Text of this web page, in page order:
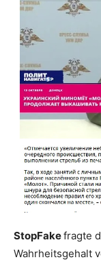
StopFakefragte
Wahrheitsgehalt